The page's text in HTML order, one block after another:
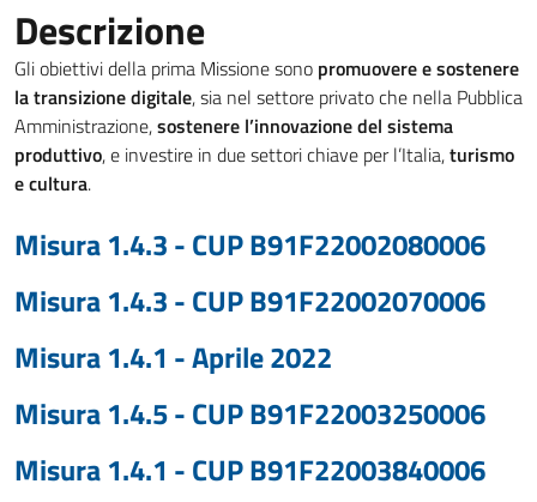
Descrizione
Gli obiettivi della prima Missione sono promuovere e sostenere
la transizione digitale, sia nel settore privato che nella Pubblica
Amministrazione,sostenere l’innovazione del sistema
produttivo, e investire in due settori chiave per l’Italia,turismo
e cultura.
Misura 1.4.3 - CUP B91F22002080006
Misura 1.4.3 - CUP B91F22002070006
Misura 1.4.1 - Aprile 2022
Misura 1.4.5 - CUP B91F22003250006
Misura 1.4.1 - CUP B91F22003840006